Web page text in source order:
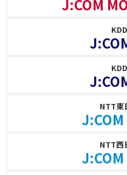
J:COM
NTT東
NTT西